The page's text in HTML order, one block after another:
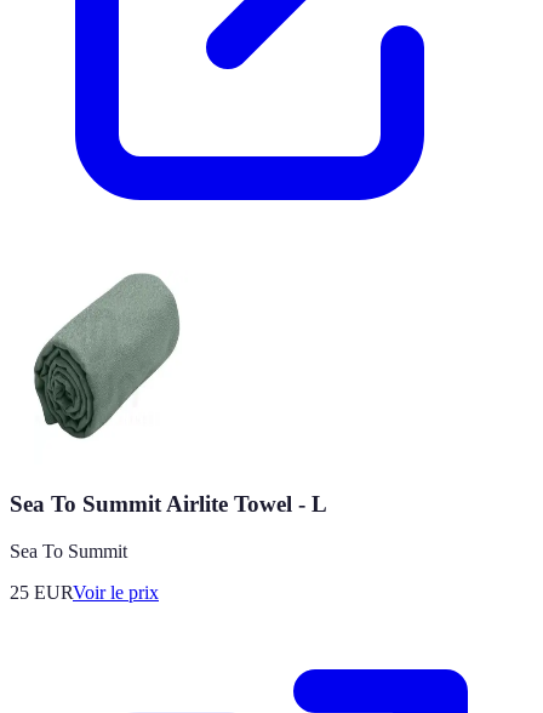
Sea To Summit Airlite Towel - L
Sea To Summit
25 EURVoir le prix